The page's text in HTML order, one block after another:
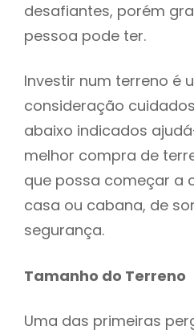
desafiantes, porém
pessoa pode ter.
Investir num terreno é
consideração
abaixo indicados
melhor compra de
que possa começar a
casa ou cabana, de
segurança.
Tamanho do Terreno
Uma das primeiras